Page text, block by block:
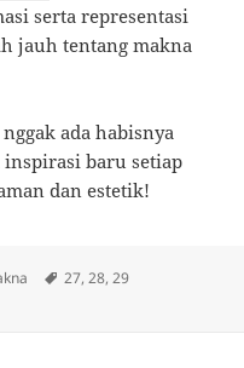
serta representasi
jauh tentang makna
ada habisnya
baru setiap
dan estetik!
Tags
27,28,29
Merah Sejarah Bendera AS: